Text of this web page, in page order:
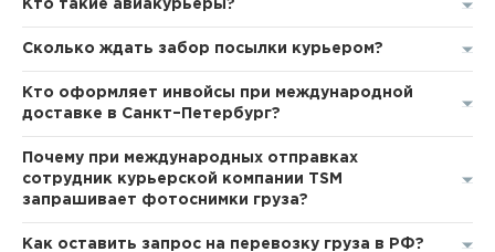
Кто такие авиакурьеры?
Сколько ждать забор посылки курьером?
Кто оформляет инвойсы при международной
доставке в Санкт–Петербург?
Почему при международных отправках
сотрудник курьерской компании TSM
запрашивает фотоснимки груза?
Как оставить запрос на перевозку груза в РФ?